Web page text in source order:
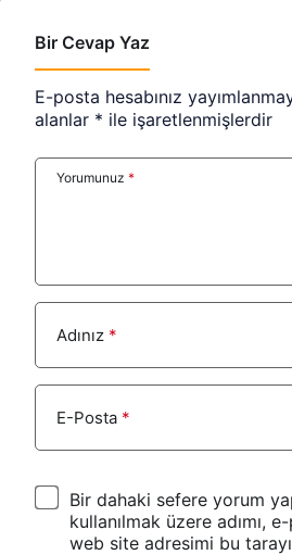
Bir Cevap Yaz
E-posta hesabınız
alanlar * ile işaretlenmişlerdir
Yorumunuz *
Adınız *
E-Posta *
Bir dahaki sefere yorum
kullanılmak üzere adımı,
web site adresimi bu